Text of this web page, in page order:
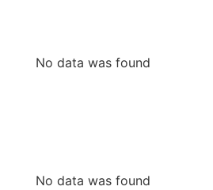
No data was found
No data was found